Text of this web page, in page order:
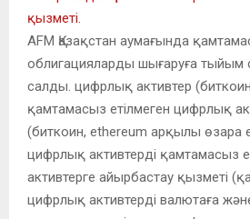
қызметі.
AFM Қазақстан аумағында
облигацияларды шығаруға тыйым
салды. цифрлық активтер
қамтамасыз етілмеген цифрлық
(биткоин, ethereum арқылы өзара
цифрлық активтерді қамтамасыз
активтерге айырбастау қызметі
цифрлық активтерді валютаға